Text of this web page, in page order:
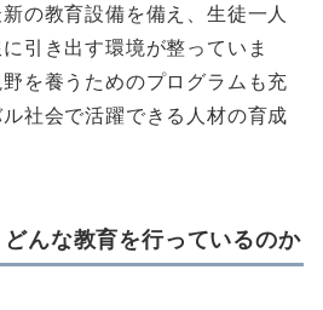
の教育設備を備え、生徒一人
引き出す環境が整っていま
を養うためのプログラムも充
社会で活躍できる人材の育成
んな教育を行っているのか